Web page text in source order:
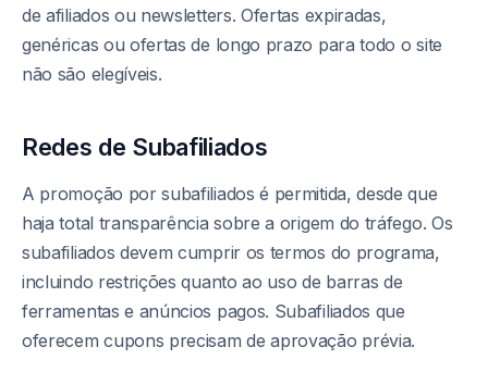
de afiliados ou newsletters. Ofertas expiradas,
genéricas ou ofertas de longo prazo para todo o site
não são elegíveis.
Redes de Subafiliados
A promoção por subafiliados é permitida, desde que
haja total transparência sobre a origem do tráfego. Os
subafiliados devem cumprir os termos do programa,
incluindo restrições quanto ao uso de barras de
ferramentas e anúncios pagos. Subafiliados que
oferecem cupons precisam de aprovação prévia.